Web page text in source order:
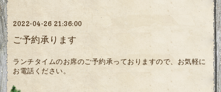
2022-04-26 21:36:00
ご予約承ります
ランチタイムのお席のご予約承っておりますので、お気軽に
お電話ください。